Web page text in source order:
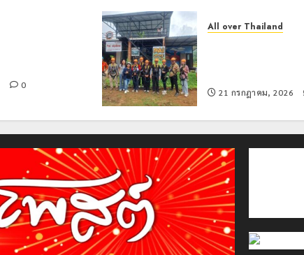
0
All over Thailand
21 กรกฎาคม, 2026